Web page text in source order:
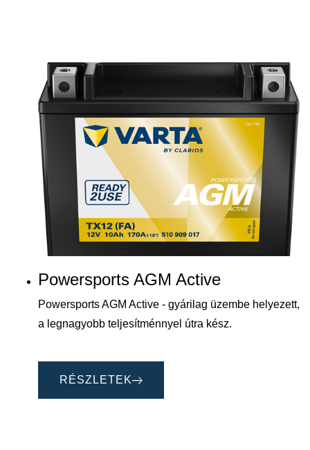
Powersports AGM Active
Powersports AGM Active - gyárilag üzembe helyezett,
a legnagyobb teljesítménnyel útra kész.
RÉSZLETEK